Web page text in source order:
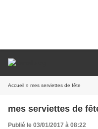
Accueil » mes serviettes de fête
mes serviettes de
Publié le 03/01/2017 à 08:22